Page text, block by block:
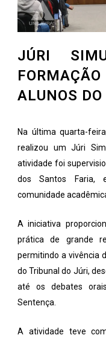
JÚRI
ALUNOS DO
Na última quarta-
realizou um Júri
atividade foi
dos Santos Faria,
comunidade
A iniciativa
prática de grande
permitindo a vivência
do Tribunal do Júri,
até os debates
Sentença.
A atividade teve